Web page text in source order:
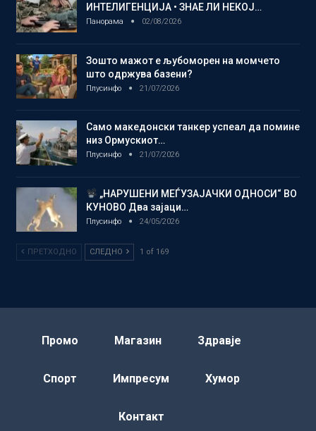
ИНТЕЛИГЕНЦИЈА • ЗНАЕ ЛИ НЕКОЈ…
Панорама 02/08/2026
Зошто мажот е љубоморен на момчето
што одржува базени?
Плусинфо 21/07/2026
Само македонски танкер успеал да помине
низ Ормускиот…
Плусинфо 21/07/2026
„НАРУШЕНИ МЕЃУЗАЈАЧКИ ОДНОСИ“ ВО
КУНОВО Два зајаци…
Плусинфо 24/05/2026
ПРЕТХОДНО СЛЕДНО 1 of 169
Промо Магазин Здравје
Спорт Импресум Хумор
Контакт